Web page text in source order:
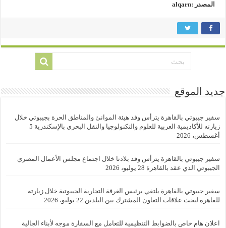
المصدر :alqarn
جديد الموقع
سفير جيبوتي بالقاهرة يترأس وفد هيئة الموانئ والمناطق الحرة بجيبوتي خلال
زيارته للأكاديمية العربية للعلوم والتكنولوجيا والنقل البحري بالإسكندرية 5
أغسطس، 2026
سفير جيبوتي بالقاهرة يترأس وفد بلادنا خلال اجتماع مجلس الأعمال المصري
الجيبوتي الذي عقد بالقاهرة 28 يوليو، 2026
سفير جيبوتي بالقاهرة يلتقي برئيس الغرفة التجارية الجيبوتية خلال زيارته
للقاهرة لبحث علاقات التعاون المشترك بين البلدين 22 يوليو، 2026
اعلان هام خاص بالضوابط التنظيمية للتعامل مع السفارة موجه لأبناء الجالية